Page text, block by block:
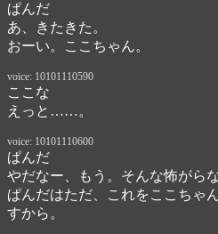
ぱんだ
あ、きたきた。
おーい。ここちゃん。
voice: 10101110590
ここな
えっと……。
voice: 10101110600
ぱんだ
やだなー、もう。そんな怖がら
ぱんだはただ、これをここちゃ
すから。